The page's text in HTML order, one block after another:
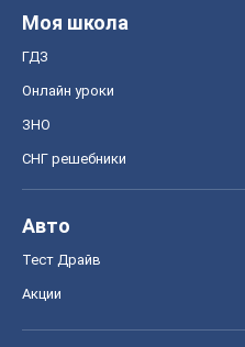
Моя школа
ГДЗ
Онлайн уроки
ЗНО
СНГ решебники
Авто
Тест Драйв
Акции